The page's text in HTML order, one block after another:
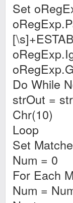
Set
Do While
strOut =
Chr(10)
Loop
Set
Num = 0
For Each
Num =